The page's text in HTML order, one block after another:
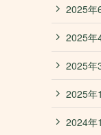
2025年
2025年
2025年
2025年
2024年